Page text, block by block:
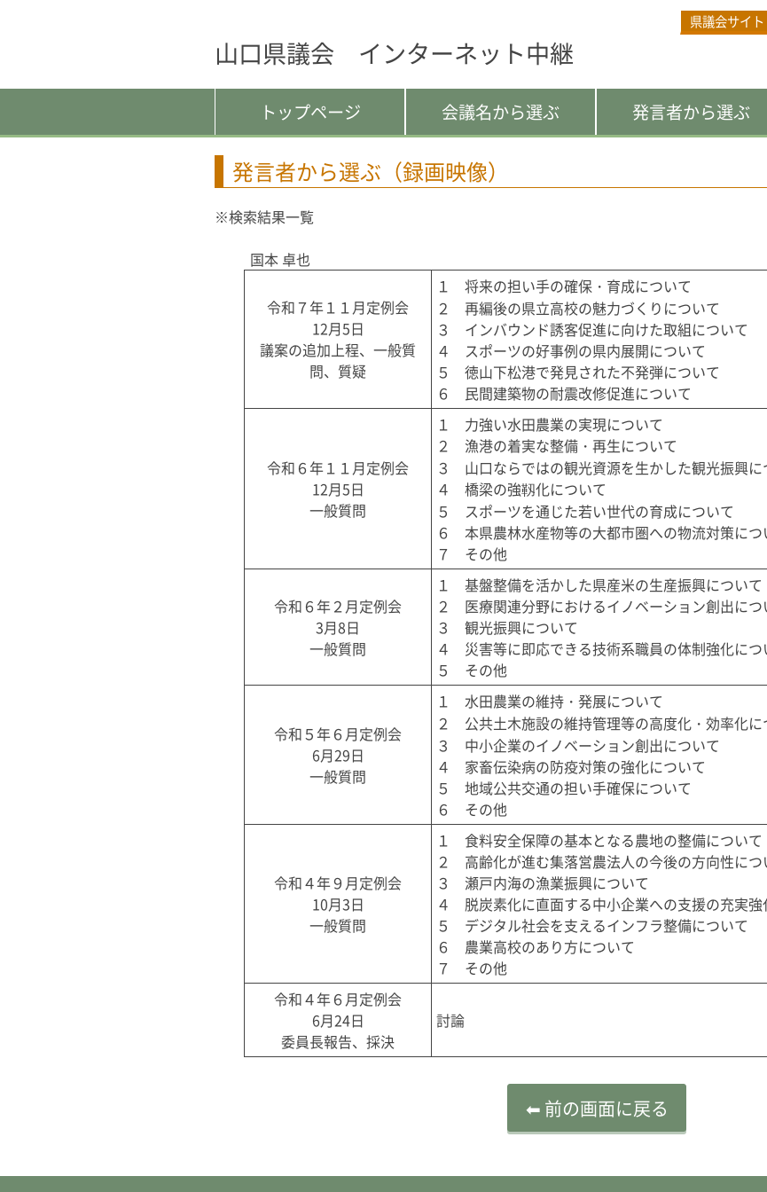
県議会サイ
山口県議会 インターネット中継
トップページ 会議名から選ぶ 発言者から選ぶ
発言者から選ぶ（録画映像）
※検索結果一覧
国本 卓也
令和７年１１月定例会
12月5日
議案の追加上程、一般質
問、質疑
１　将来の担い手の確保・育成について
２　再編後の県立高校の魅力づくりについて
３　インバウンド誘客促進に向けた取組について
４　スポーツの好事例の県内展開について
５　徳山下松港で発見された不発弾について
令和６年１１月定例会
12月5日
一般質問
１　力強い水田農業の実現について
２　漁港の着実な整備・再生について
３　山口ならではの観光資源を生かした観光振興に
４　橋梁の強靱化について
５　スポーツを通じた若い世代の育成について
６　本県農林水産物等の大都市圏への物流対策につ
７　その他
令和６年２月定例会
3月8日
一般質問
１　基盤整備を活かした県産米の生産振興について
２　医療関連分野におけるイノベーション創出につ
３　観光振興について
４　災害等に即応できる技術系職員の体制強化につ
５　その他
令和５年６月定例会
6月29日
一般質問
１　水田農業の維持・発展について
２　公共土木施設の維持管理等の高度化・効率化に
３　中小企業のイノベーション創出について
４　家畜伝染病の防疫対策の強化について
５　地域公共交通の担い手確保について
６　その他
令和４年９月定例会
10月3日
一般質問
１　食料安全保障の基本となる農地の整備について
２　高齢化が進む集落営農法人の今後の方向性につ
３　瀬戸内海の漁業振興について
４　脱炭素化に直面する中小企業への支援の充実強
５　デジタル社会を支えるインフラ整備について
６　農業高校のあり方について
７　その他
令和４年６月定例会
6月24日
委員長報告、採決
討論
⬅ 前の画面に戻る